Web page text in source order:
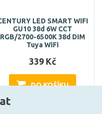
LED SMART WIFI
GU10 38d 6W CCT
RGB/2700-6500K 38d DIM
Tuya WiFi
339 Kč
DO KOŠÍKU